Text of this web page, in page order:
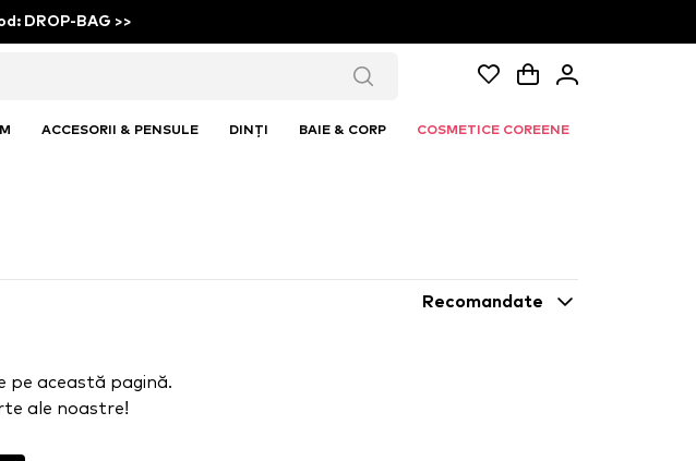
DROP-BAG >>
ACCESORII & PENSULE DINȚI BAIE & CORP COSMETICE COREENE
Recomandate
pe această pagină.
ale noastre!